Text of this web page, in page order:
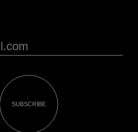
SUBSCRIBE